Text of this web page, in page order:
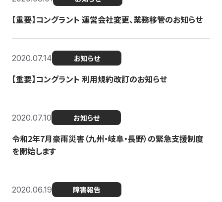
【重要】コングラント 運営会社変更、業務移管のお知らせ
2020.07.14 お知らせ
【重要】コングラント 利用規約改訂のお知らせ
2020.07.10 お知らせ
令和2年7月豪雨災害（九州・岐阜・長野）の緊急支援制度
を開始します
2020.06.19 障害報告